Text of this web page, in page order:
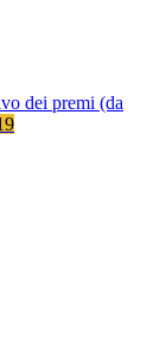
dei premi (da